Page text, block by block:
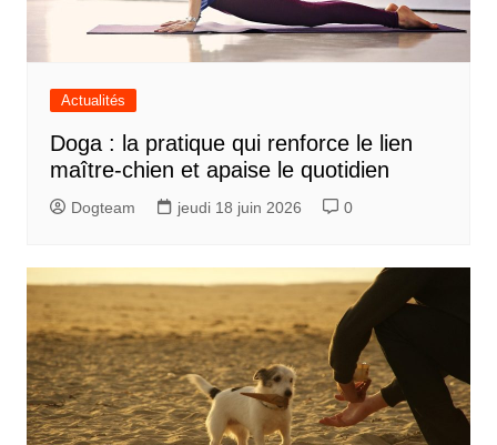
Actualités
Doga : la pratique qui renforce le lien
maître-chien et apaise le quotidien
Dogteam jeudi 18 juin 2026 0